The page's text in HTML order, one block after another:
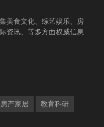
美食文化、综艺娱乐、房
资讯、等多方面权威信息
房产家居 教育科研